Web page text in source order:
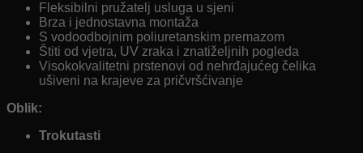
Fleksibilni pružatelj usluga u sjeni
Brza i jednostavna montaža
S vodoodbojnim poliuretanskim premazom
Štiti od vjetra, UV zraka i znatiželjnih pogleda
Visokokvalitetni prstenovi od nehrđajućeg čelika
ušiveni na krajeve za pričvršćivanje
Oblik:
Trokutasti